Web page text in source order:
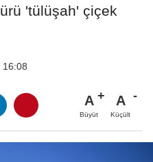
'tülüşah' çiçek
16:08
A
Büyüt
A
Küçült